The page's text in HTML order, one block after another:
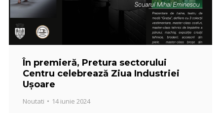
În premieră, Pretura sectorului
Centru celebrează Ziua Industriei
Ușoare
Noutati 14 iunie 2024